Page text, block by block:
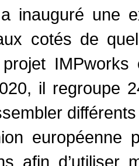
inauguré une
cotés de
il regroupe
européenne
afin d’utiliser